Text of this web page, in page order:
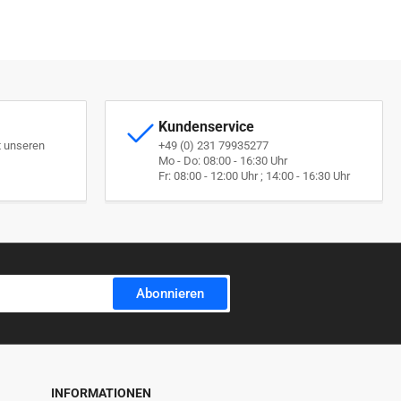
unseren
Kundenservice
+49 (0) 231 79935277
Mo - Do: 08:00 - 16:30 Uhr
Fr: 08:00 - 12:00 Uhr ; 14:00 - 16:30 Uhr
Abonnieren
INFORMATIONEN